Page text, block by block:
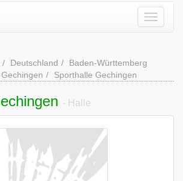
Deutschland
Baden-Württemberg
Gechingen Sporthalle Gechingen
- Halle